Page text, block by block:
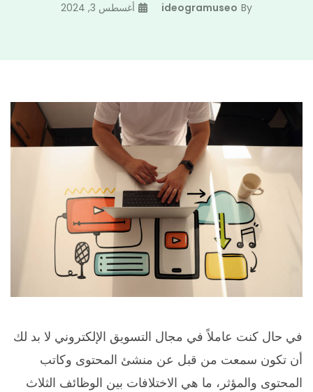
By
ideogramuseo أغسطس 3, 2024
في حال كنت عاملاً في مجال التسويق الإلكتروني لا بد لك
أن تكون سمعت من قبل عن منشئ المحتوى وكاتب
المحتوى والمؤثر، ما هي الاختلافات بين الوظائف الثلاث